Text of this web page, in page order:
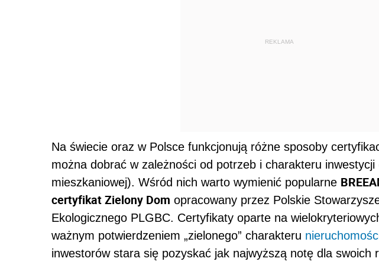
REKLAMA
Na świecie oraz w Polsce funkcjonują różne sposoby
można dobrać w zależności od potrzeb i charakteru
mieszkaniowej). Wśród nich warto wymienić popularne
certyfikat Zielony Dom opracowany przez Polskie
Ekologicznego PLGBC. Certyfikaty oparte na
ważnym potwierdzeniem „zielonego” charakteru
inwestorów stara się pozyskać jak najwyższą notę dla swoich